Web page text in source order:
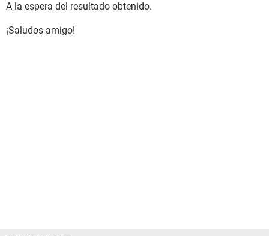
Puerto de comunicación Puerto de comunicaciones (COM1)
Puerto de comunicación Puerto de impresora ECP (LPT1)
A la espera del resultado obtenido.
¡Saludos amigo!